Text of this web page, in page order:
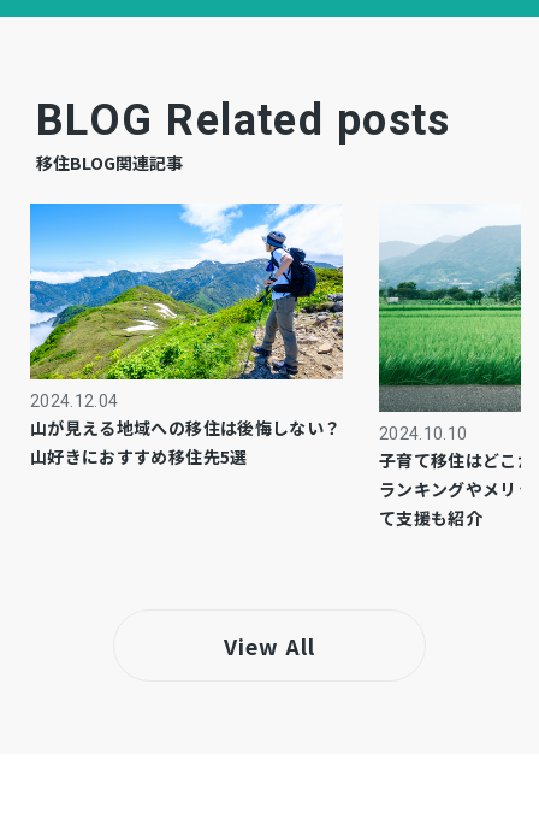
現況 完成済
駐車場 有
上水道 公共
下水道 公共
ガス 都市ガス
複層ガラス、ウォークインクローゼット、モニ
BLOG Related posts
移住BLOG関連記事
2024.12.04
山が見える地域への移住は後悔しない？
山好きにおすすめ移住先5選
2024.10.10
子育て移住はどこ
ランキングやメリ
て支援も紹介
View All